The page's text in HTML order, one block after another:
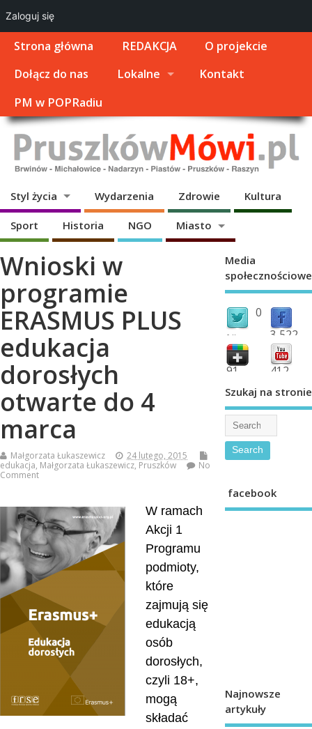
Strona główna REDAKCJA
O projekcie
Dołącz do nas
Lokalne
Kontakt
PM w POPRadiu
Styl życia Wydarzenia Zdrowie Kultura
Sport Historia NGO Miasto
Wnioski w
programie
ERASMUS PLUS
edukacja
dorosłych
otwarte do 4
marca
Małgorzata Łukaszewicz
24 lutego, 2015
edukacja, Małgorzata Łukaszewicz, Pruszków
No
Comment
W ramach
Akcji 1
Programu
podmioty,
które
zajmują się
edukacją
osób
dorosłych,
czyli 18+,
mogą
składać
Media
społecznościowe
0
followers 3,522
fans
91 412
Szukaj na stronie
facebook
Najnowsze
artykuły
Zaloguj się